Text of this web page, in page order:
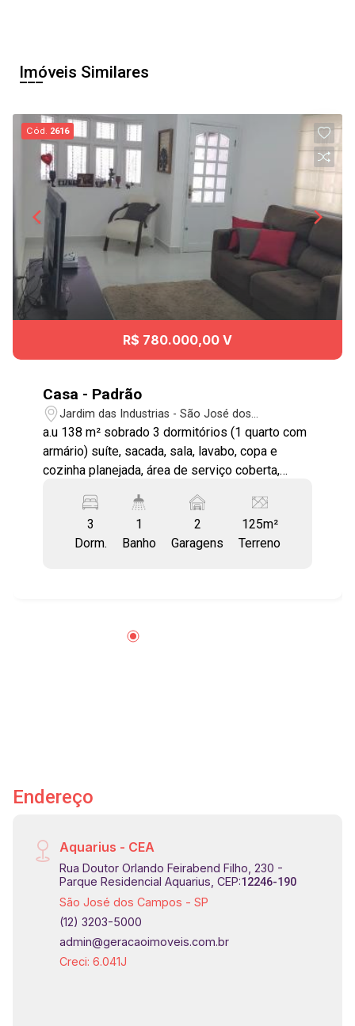
Imóveis Similares
Cód. 2616
R$ 780.000,00 V
Casa - Padrão
Jardim das Industrias - São José dos
Campos/SP
a.u 138 m² sobrado 3 dormitórios (1 quarto com
armário) suíte, sacada, sala, lavabo, copa e
cozinha planejada, área de serviço coberta,
casa maior valor com edícula). Recentemente
reformado
3
Dorm.
1
Banho
2
Garagens
125m²
Terreno
Endereço
Aquarius - CEA
Rua Doutor Orlando Feirabend Filho, 230 -
Parque Residencial Aquarius, CEP:12246-190
São José dos Campos - SP
(12) 3203-5000
admin@geracaoimoveis.com.br
Creci: 6.041J